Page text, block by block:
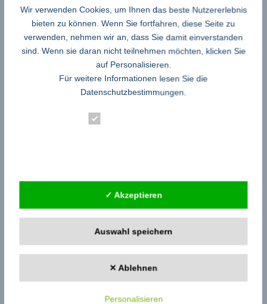
PR-Werkstatt
Ulrike Cihlar
Pfaffenackerstrasse 6
+49 176 84026805
Die Bildrechte liegen bei dem Verfasser der Mitteilung.
Google Adsenseist deaktiviert. ✓ Erlauben
Datenschutzbedingungen
Wir verwenden Cookies, um Ihnen das beste Nutzererlebnis
bieten zu können. Wenn Sie fortfahren, diese Seite zu
verwenden, nehmen wir an, dass Sie damit einverstanden
sind. Wenn sie daran nicht teilnehmen möchten, klicken Sie
auf Personalisieren.
Für weitere Informationen lesen Sie die
Datenschutzbestimmungen.
✓ Akzeptieren
Auswahl speichern
✕ Ablehnen
Personalisieren